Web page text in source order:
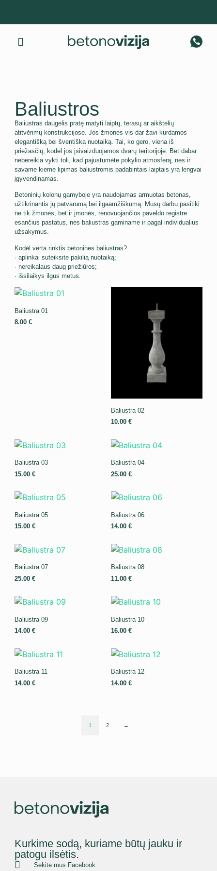
Baliustros
Baliustras daugelis pratę matyti laiptų, terasų ar aikštelių
atitvėrimų konstrukcijose. Jos žmones vis dar žavi kurdamos
elegantišką bei šventišką nuotaiką. Tai, ko gero, viena iš
priežasčių, kodėl jos įsivaizduojamos dvarų teritorijoje. Bet dabar
nebereikia vykti toli, kad pajustumėte pokylio atmosferą, nes ir
savame kieme lipimas baliustromis padabintais laiptais yra lengvai
įgyvendinamas.
Betoninių kolonų gamyboje yra naudojamas armuotas betonas,
užtikrinantis jų patvarumą bei ilgaamžiškumą. Mūsų darbu pasitiki
ne tik žmonės, bet ir įmonės, renovuojančios paveldo registre
esančius pastatus, nes baliustras gaminame ir pagal individualius
užsakymus.
Kodėl verta rinktis betonines baliustras?
· aplinkai suteiksite pakilią nuotaiką;
· nereikalaus daug priežiūros;
· išsilaikys ilgus metus.
Baliustra 01
8.00 €
Baliustra 02
10.00 €
Baliustra 03
15.00 €
Baliustra 04
25.00 €
Baliustra 05
15.00 €
Baliustra 06
14.00 €
Baliustra 07
25.00 €
Baliustra 08
11.00 €
Baliustra 09
14.00 €
Baliustra 10
16.00 €
Baliustra 11
14.00 €
Baliustra 12
14.00 €
1 2 →
Kurkime sodą, kuriame būtų jauku ir
patogu ilsėtis.
Sekite mus Facebook